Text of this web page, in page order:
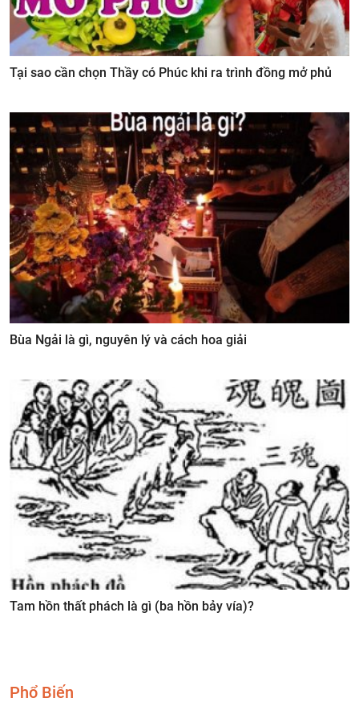
Tại sao cần chọn Thầy có Phúc khi ra trình đồng mở phủ
Bùa Ngải là gì, nguyên lý và cách hoa giải
Tam hồn thất phách là gì (ba hồn bảy vía)?
Phổ Biến